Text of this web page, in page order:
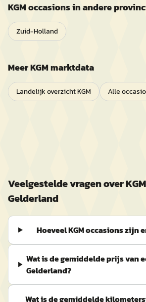
KGMoccasions in andere
Zuid-Holland
MeerKGMmarktdata
Landelijk overzichtKGM Alle
Veelgestelde vragen overKGM
Gelderland
Hoeveel KGM occasions zijn
Wat is de gemiddelde prijs van
Gelderland?
Wat is de gemiddelde